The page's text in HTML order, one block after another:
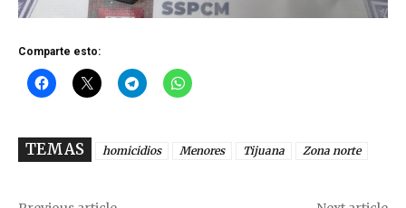
Comparte esto:
TEMAS homicidios Menores Tijuana Zona norte